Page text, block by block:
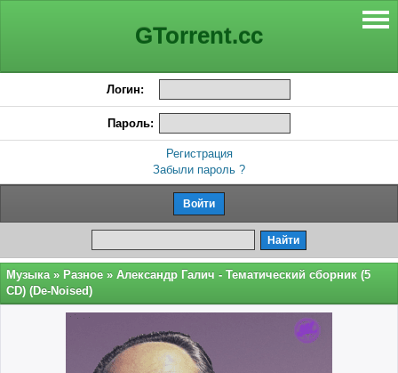
GTorrent.cc
Логин:
Пароль:
Регистрация
Забыли пароль ?
Музыка » Разное » Александр Галич - Тематический сборник (5
CD) (De-Noised)